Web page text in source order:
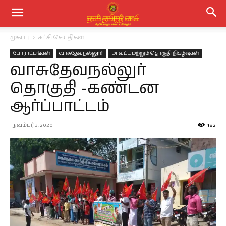
முகப்பு கட்சி செய்திகள்
போராட்டங்கள் வாசுதேவநல்லூர் மாவட்ட மற்றும் தொகுதி நிகழ்வுகள்
வாசுதேவநல்லுர்
தொகுதி -கண்டன
ஆர்ப்பாட்டம்
நவம்பர் 3, 2020 182